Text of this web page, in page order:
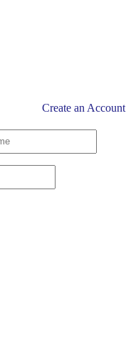
Create an Account